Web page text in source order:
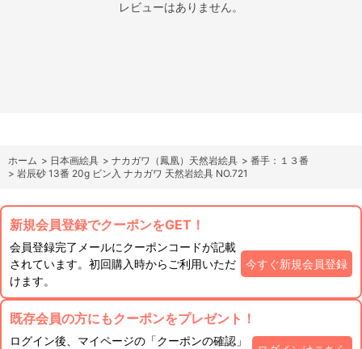
レビューはありません。
ホーム > 日本画絵具 > ナカガワ（鳳凰）天然岩絵具 > 番手：１３番
> 岩辰砂 13番 20g ビン入 ナカガワ 天然岩絵具 NO.721
新規会員登録でクーポンをGET！
会員登録完了メールにクーポンコードが記載
されています。初回購入時からご利用いただ
けます。
今すぐ新規会員登録
既存会員の方にもクーポンをプレゼント！
ログイン後、マイページの「クーポンの確認」